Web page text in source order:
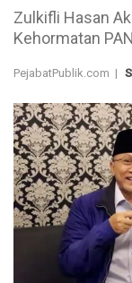
Zulkifli Hasan
Kehormatan
PejabatPublik.com |